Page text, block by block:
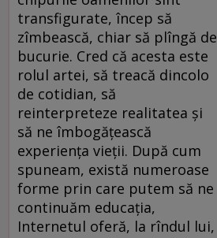
transfigurate, încep să
zîmbească, chiar să plîngă de
bucurie. Cred că acesta este
rolul artei, să treacă dincolo
de cotidian, să
reinterpreteze realitatea și
să ne îmbogățească
experiența vieții. După cum
spuneam, există numeroase
forme prin care putem să ne
continuăm educația,
Internetul oferă, la rîndul lui,